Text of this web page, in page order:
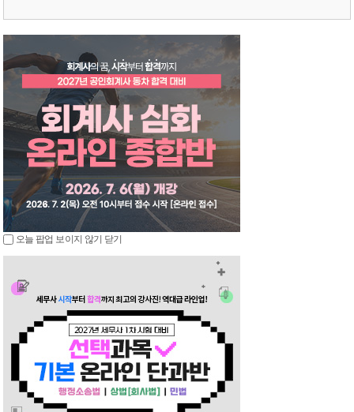
오늘 팝업 보이지 않기 닫기